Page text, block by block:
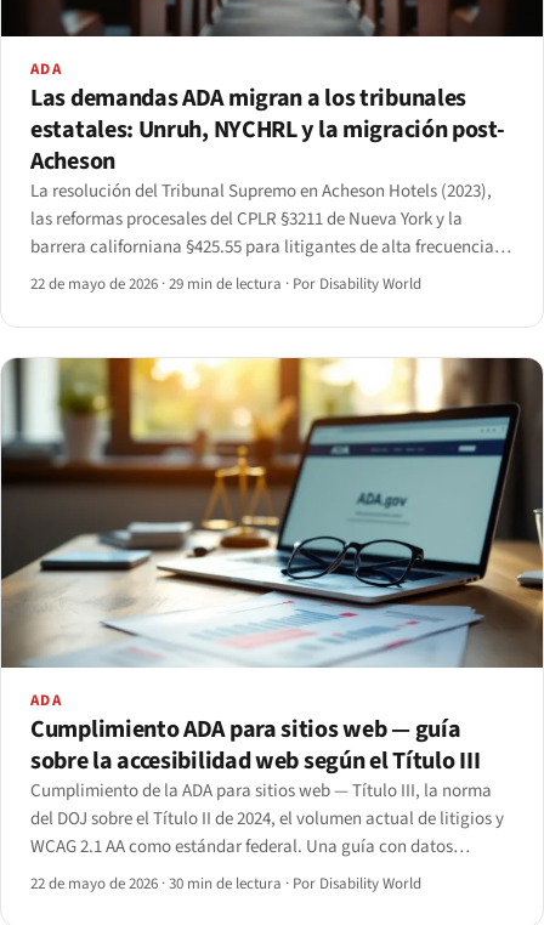
ADA
Las demandas ADA migran a los tribunales
estatales: Unruh, NYCHRL y la migración post-
Acheson
La resolución del Tribunal Supremo en Acheson Hotels (2023),
las reformas procesales del CPLR §3211 de Nueva York y la
barrera californiana §425.55 para litigantes de alta frecuencia
han desplazado de forma medible los litigios de accesibilidad
22 de mayo de 2026 ·29 min de lectura · Por Disability World
ADA
Cumplimiento ADA para sitios web — guía
sobre la accesibilidad web según el Título III
Cumplimiento de la ADA para sitios web — Título III, la norma
del DOJ sobre el Título II de 2024, el volumen actual de litigios y
WCAG 2.1 AA como estándar federal. Una guía con datos
actualizados para 2026.
22 de mayo de 2026 ·30 min de lectura · Por Disability World